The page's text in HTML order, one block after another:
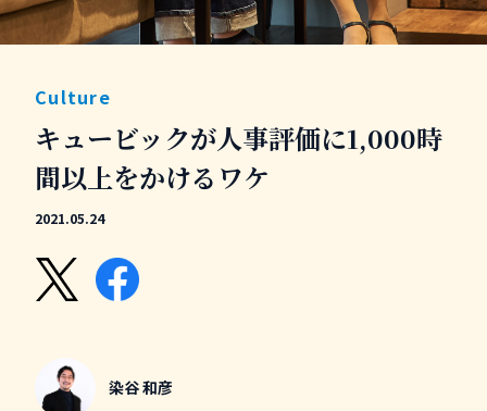
Culture
キュービックが人事評価に1,000時
間以上をかけるワケ
2021.05.24
染谷 和彦